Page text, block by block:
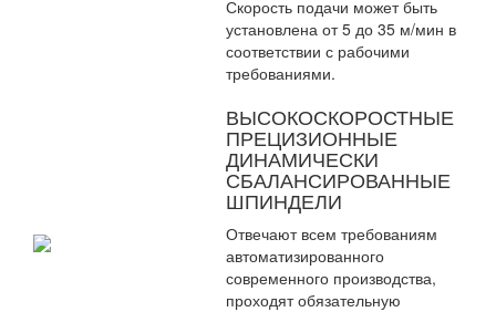
Скорость подачи может быть
установлена от 5 до 35 м/мин в
соответствии с рабочими
требованиями.
ВЫСОКОСКОРОСТНЫЕ
ПРЕЦИЗИОННЫЕ
ДИНАМИЧЕСКИ
СБАЛАНСИРОВАННЫЕ
ШПИНДЕЛИ
Отвечают всем требованиям
автоматизированного
современного производства,
проходят обязательную